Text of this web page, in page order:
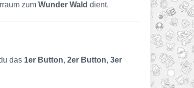
zum Wunder Wald dient.
das 1er Button, 2er Button, 3er